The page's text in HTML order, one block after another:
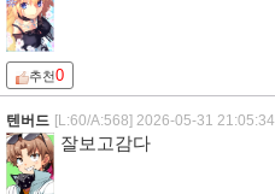
추천0
텐버드 [L:60/A:568] 2026-05-31 21:05:34
잘보고감다